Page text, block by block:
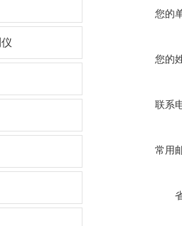
您的
您的
联系
常用